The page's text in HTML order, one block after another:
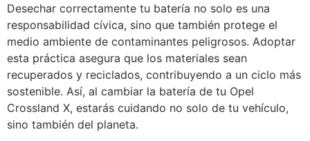
Desechar correctamente tu batería no solo es una
responsabilidad cívica, sino que también protege el
medio ambiente de contaminantes peligrosos. Adoptar
esta práctica asegura que los materiales sean
recuperados y reciclados, contribuyendo a un ciclo más
sostenible. Así, al cambiar la batería de tu Opel
Crossland X, estarás cuidando no solo de tu vehículo,
sino también del planeta.